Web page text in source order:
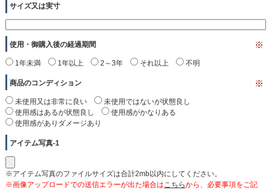
サイズ又は実寸
使用・御購入後の経過期間 ※
1年未満 1年以上 2～3年 それ以上 不明
商品のコンディション ※
未使用又は非常に良い
未使用ではないが状態良し
使用感はあるが状態良し
使用感がかなりある
使用感がありダメージあり
アイテム写真-1
※アイテム写真のファイルサイズは合計2mb以内にしてください。
※画像アップロードでの送信エラーが出た場合は こちらから、必要事項をご記